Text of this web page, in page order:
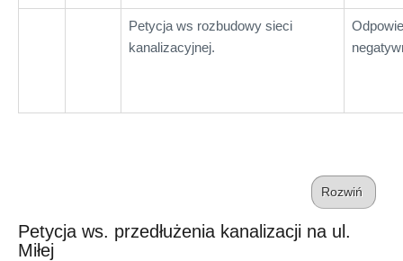
Petycja ws rozbudowy sieci
kanalizacyjnej.
Rozwiń
Petycja ws. przedłużenia kanalizacji na ul.
Miłej